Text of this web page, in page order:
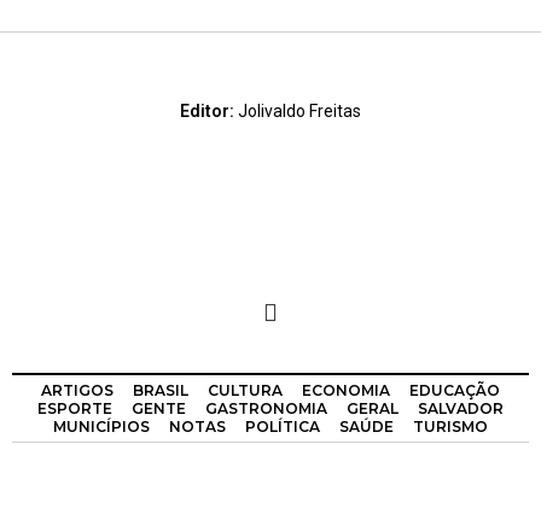
Editor: Jolivaldo Freitas
ARTIGOS BRASIL CULTURA ECONOMIA
EDUCAÇÃO
ESPORTE
GENTE GASTRONOMIA GERAL
SALVADOR
MUNICÍPIOS
NOTAS POLÍTICA SAÚDE TURISMO